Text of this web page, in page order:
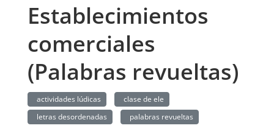
Establecimientos
comerciales
(Palabras revueltas)
actividades lúdicas
clase de ele
letras desordenadas
palabras revueltas